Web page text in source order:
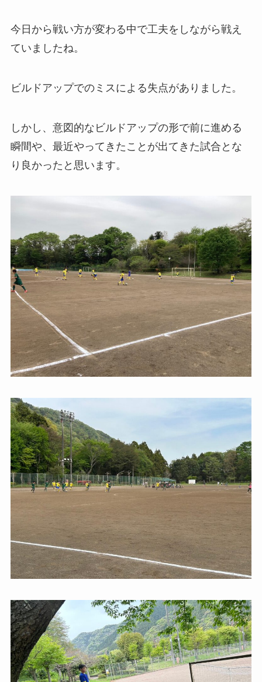
今日から戦い方が変わる中で工夫をしながら戦え
ていましたね。
ビルドアップでのミスによる失点がありました。
しかし、意図的なビルドアップの形で前に進める
瞬間や、最近やってきたことが出てきた試合とな
り良かったと思います。